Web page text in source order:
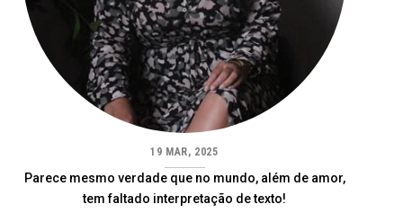
19 MAR, 2025
Parece mesmo verdade que no mundo, além de amor,
tem faltado interpretação de texto!